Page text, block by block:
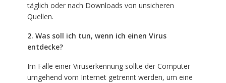
täglich oder nach Downloads von unsicheren
Quellen.
2. Was soll ich tun, wenn ich einen Virus
entdecke?
Im Falle einer Viruserkennung sollte der Computer
umgehend vom Internet getrennt werden, um eine